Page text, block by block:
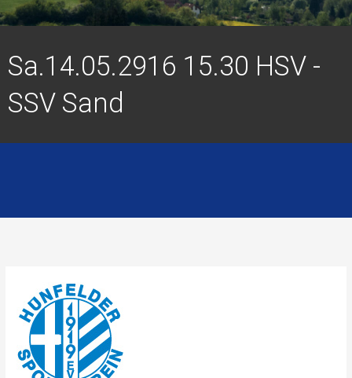
Sa.14.05.2916 15.30 HSV -
SSV Sand